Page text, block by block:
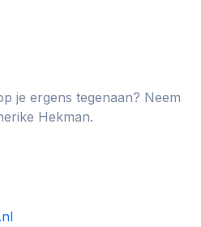
je ergens tegenaan? Neem
Hekman.